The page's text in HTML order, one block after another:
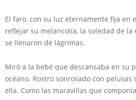
El faro, con su luz eternamente fija en
reflejar su melancolía, la soledad de la
se llenaron de lágrimas.
Miró a la bebé que descansaba en su
océano. Rostro sonrosado con pelusas
ella. Como las maravillas que